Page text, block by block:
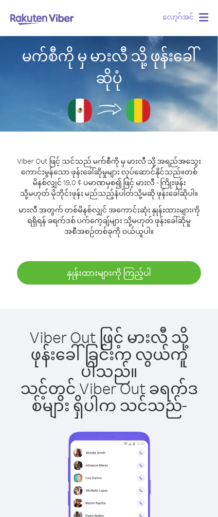
လော့ဂ်အင်
မက်စီကို မှ မားလီ သို့ ဖုန်းခေါ်
ဆိုပုံ
Viber Out ဖြင့် သင်သည် မက်စီကို မှ မားလီ သို့ အရည်အသွေး
ကောင်းမွန်သော ဖုန်းခေါ်ဆိုမှုများ လုပ်ဆောင်နိုင်သည်။တစ်
မိနစ်လျှင် 19.0 ¢ ပမာဏမှစ၍ ဖြင့် မားလီ - ကြိုးဖုန်း
သို့မဟုတ် မိုဘိုင်းဖုန်း မည်သည့်နံပါတ်သို့မဆို ဖုန်းခေါ်ဆိုပါ။
မားလီ အတွက် တစ်မိနစ်လျှင် အကောင်းဆုံး နှုန်းထားများကို
ရရှိရန် ခရက်ဒစ် ပက်ကေ့ချ်များ သို့မဟုတ် ဖုန်းခေါ်ဆိုမှု
အစီအစဉ်တစ်ခုကို ဝယ်ယူပါ။
နှုန်းထားများကို ကြည့်ပါ
Viber Out ဖြင့် မားလီ သို့
ဖုန်းခေါ်ခြင်းက လွယ်ကူ
ပါသည်။
သင့်တွင် Viber Out ခရက်ဒ
စ်များ ရှိပါက သင်သည်-